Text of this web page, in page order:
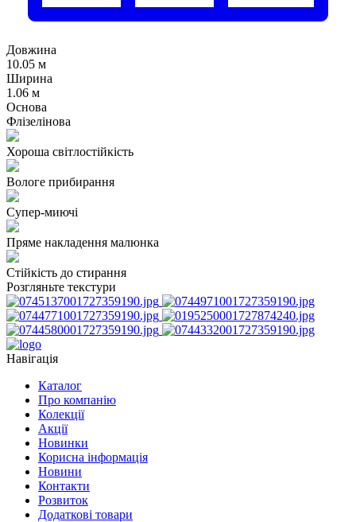
Довжина
10.05 м
Ширина
1.06 м
Основа
Флізелінова
Хороша світлостійкість
Вологе прибирання
Супер-миючі
Пряме накладення малюнка
Стійкість до стирання
Розгляньте текстури
Навігація
Каталог
Про компанію
Колекції
Акції
Новинки
Корисна інформація
Новини
Контакти
Розвиток
Додаткові товари